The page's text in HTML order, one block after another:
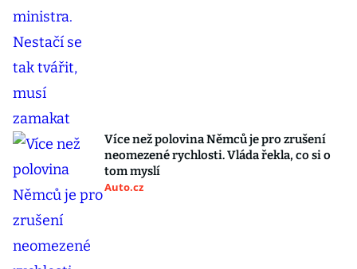
Více než polovina Němců je pro zrušení
neomezené rychlosti. Vláda řekla, co si o
tom myslí
Auto.cz